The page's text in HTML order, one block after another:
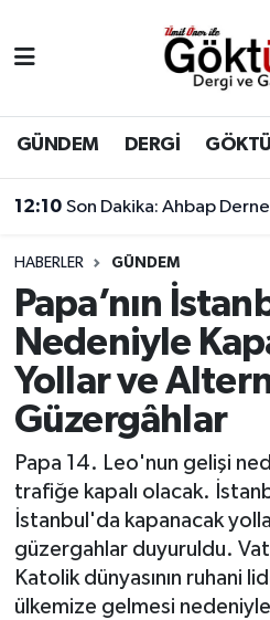
GÜNDEM DERGİ
11:17 Çağatay Ulusoy'un yeni
HABERLER GÜNDEM
Papa’nın
Nedeniyle
Yollar ve
Güzergâhlar
Papa 14. Leo'nun gelişi
trafiğe kapalı olacak.
İstanbul'da kapanacak
güzergahlar duyuruldu.
Katolik dünyasının ruhani
ülkemize gelmesi
BİLİM
DERGİ
DÜNYA
EĞİTİM
EKONOMİ
GÖKTÜRK
KEMERBURGAZ
KÜLTÜR - SANAT
Eyüpsultan Hava
Eyüpsultan Trafik
Süper Lig Puan Durumu
Tüm Manşetler
Son Dakika Haberleri
Haber Arşivi